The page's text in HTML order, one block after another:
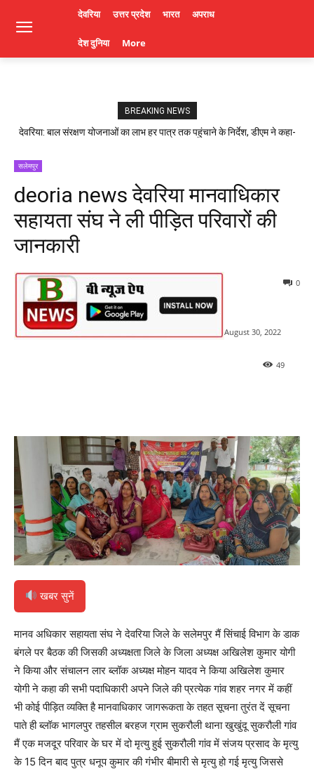
देवरिया उत्तर प्रदेश भारत अपराध
देश दुनिया More
BREAKING NEWS
देवरिया: बाल संरक्षण योजनाओं का लाभ हर पात्र तक पहुंचाने के निर्देश, डीएम ने कहा-
सलेमपुर
deoria news देवरिया मानवाधिकार
सहायता संघ ने ली पीड़ित परिवारों की
जानकारी
August 30, 2022
0
49
खबर सुनें
मानव अधिकार सहायता संघ ने देवरिया जिले के सलेमपुर मैं सिंचाई विभाग के डाक
बंगले पर बैठक की जिसकी अध्यक्षता जिले के जिला अध्यक्ष अखिलेश कुमार योगी
ने किया और संचालन लार ब्लॉक अध्यक्ष मोहन यादव ने किया अखिलेश कुमार
योगी ने कहा की सभी पदाधिकारी अपने जिले की प्रत्येक गांव शहर नगर में कहीं
भी कोई पीड़ित व्यक्ति है मानवाधिकार जागरूकता के तहत सूचना तुरंत दें सूचना
पाते ही ब्लॉक भागलपुर तहसील बरहज ग्राम सुकरौली थाना खुखुंदू सुकरौली गांव
मैं एक मजदूर परिवार के घर में दो मृत्यु हुई सुकरौली गांव में संजय प्रसाद के मृत्यु
के 15 दिन बाद पुत्र धनूप कुमार की गंभीर बीमारी से मृत्यु हो गई मृत्यु जिससे